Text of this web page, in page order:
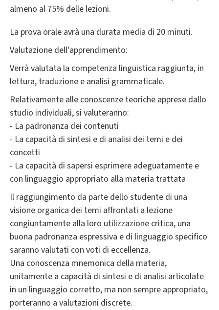
almeno al 75% delle lezioni.
La prova orale avrà una durata media di 20 minuti.
Valutazione dell'apprendimento:
Verrà valutata la competenza linguistica raggiunta, in
lettura, traduzione e analisi grammaticale.
Relativamente alle conoscenze teoriche apprese dallo
studio individuali, si valuteranno:
- La padronanza dei contenuti
- La capacità di sintesi e di analisi dei temi e dei
concetti
- La capacità di sapersi esprimere adeguatamente e
con linguaggio appropriato alla materia trattata
Il raggiungimento da parte dello studente di una
visione organica dei temi affrontati a lezione
congiuntamente alla loro utilizzazione critica, una
buona padronanza espressiva e di linguaggio specifico
saranno valutati con voti di eccellenza.
Una conoscenza mnemonica della materia,
unitamente a capacità di sintesi e di analisi articolate
in un linguaggio corretto, ma non sempre appropriato,
porteranno a valutazioni discrete.